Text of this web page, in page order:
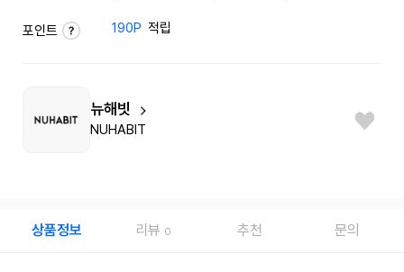
포인트 190P 적립
뉴해빗
NUHABIT
상품정보 리뷰 0 추천 문의